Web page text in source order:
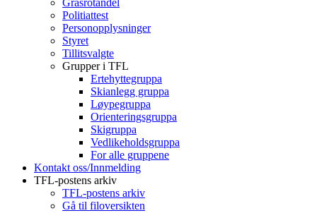
Grasrotandel
Politiattest
Personopplysninger
Styret
Tillitsvalgte
Grupper i TFL
Ertehyttegruppa
Skianlegg gruppa
Løypegruppa
Orienteringsgruppa
Skigruppa
Vedlikeholdsgruppa
For alle gruppene
Kontakt oss/Innmelding
TFL-postens arkiv
TFL-postens arkiv
Gå til filoversikten